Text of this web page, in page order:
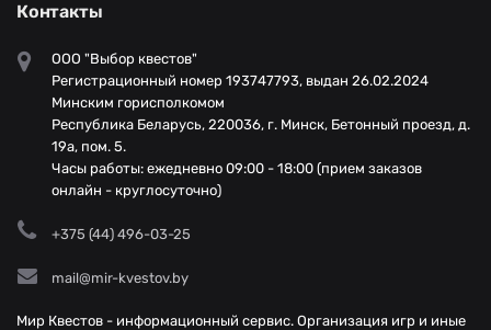
Контакты
ООО "Выбор квестов"
Регистрационный номер 193747793, выдан 26.02.2024
Минским горисполкомом
Республика Беларусь, 220036, г. Минск, Бетонный проезд, д.
19а, пом. 5.
Часы работы: ежедневно 09:00 - 18:00 (прием заказов
онлайн - круглосуточно)
+375 (44) 496-03-25
mail@mir-kvestov.by
Мир Квестов - информационный сервис. Организация игр и иные